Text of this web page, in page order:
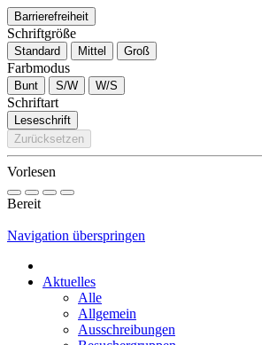
Barrierefreiheit
Schriftgröße
Standard Mittel Groß
Farbmodus
Bunt S/W W/S
Schriftart
Leseschrift
Zurücksetzen
Vorlesen
Bereit
Navigation überspringen
Aktuelles
Alle
Allgemein
Ausschreibungen